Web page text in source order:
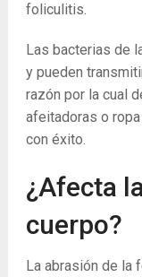
foliculitis.
Las bacterias de
y pueden
razón por la cual
afeitadoras o
con éxito.
¿Afecta
cuerpo?
La abrasión de la